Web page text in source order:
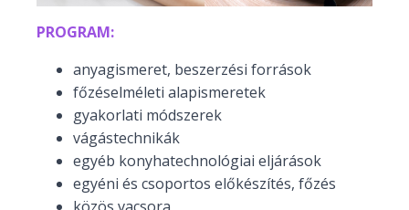
PROGRAM:
anyagismeret, beszerzési források
főzéselméleti alapismeretek
gyakorlati módszerek
vágástechnikák
egyéb konyhatechnológiai eljárások
egyéni és csoportos előkészítés, főzés